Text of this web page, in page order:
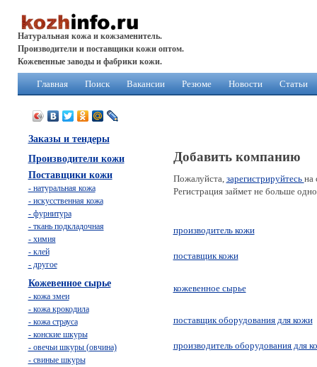
Натуральная кожа и кожзаменитель.
Производители и поставщики кожи оптом.
Кожевенные заводы и фабрики кожи.
Главная Поиск Вакансии Резюме Новости Статьи
Добавить компанию
Пожалуйста, зарегистрируйтесь на
Регистрация займет не больше
производитель кожи
поставщик кожи
кожевенное сырье
поставщик оборудования для кожи
производитель оборудования для
Заказы и тендеры
Производители кожи
Поставщики кожи
- натуральная кожа
- искусственная кожа
- фурнитура
- ткань подкладочная
- химия
- клей
- другое
Кожевенное сырье
- кожа змеи
- кожа крокодила
- кожа страуса
- конские шкуры
- овечьи шкуры (овчина)
- свиные шкуры